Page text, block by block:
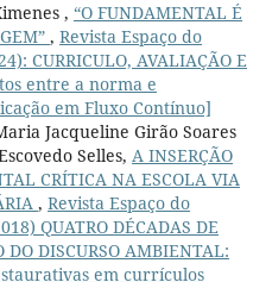
, “O FUNDAMENTAL É
, Revista Espaço do
CURRICULO, AVALIAÇÃO E
entre a norma e
em Fluxo Contínuo]
Jacqueline Girão Soares
Selles, A INSERÇÃO
CRÍTICA NA ESCOLA VIA
, Revista Espaço do
QUATRO DÉCADAS DE
DISCURSO AMBIENTAL:
em currículos